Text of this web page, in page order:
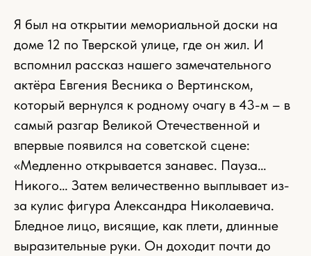
Я был на открытии мемориальной доски на
доме 12 по Тверской улице, где он жил. И
вспомнил рассказ нашего замечательного
актёра Евгения Весника о Вертинском,
который вернулся к родному очагу в 43-м – в
самый разгар Великой Отечественной и
впервые появился на советской сцене:
«Медленно открывается занавес. Пауза…
Никого… Затем величественно выплывает из-
за кулис фигура Александра Николаевича.
Бледное лицо, висящие, как плети, длинные
выразительные руки. Он доходит почти до